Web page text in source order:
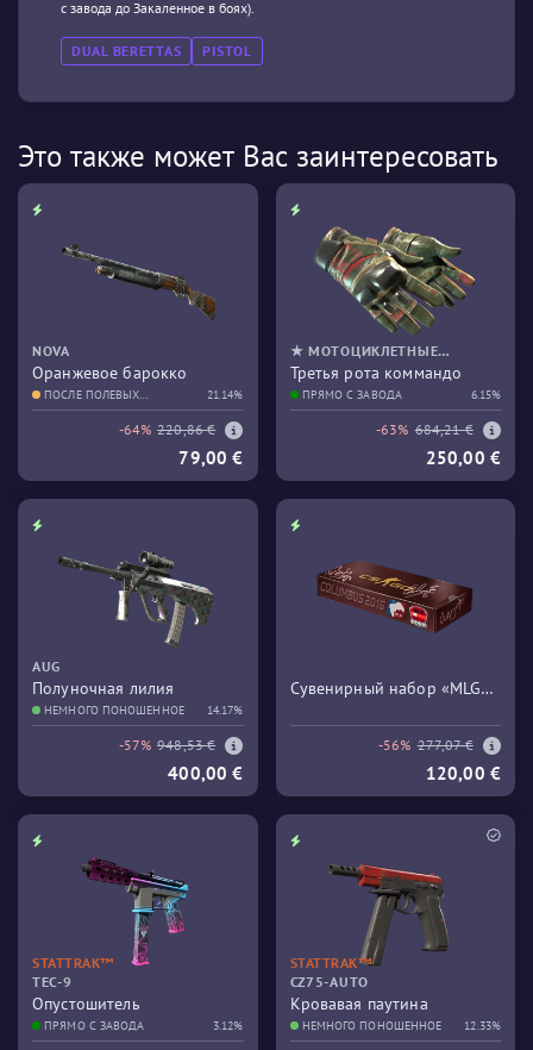
с завода до Закаленное в боях).
DUAL BERETTAS PISTOL
Это также может Вас заинтересовать
NOVA
Оранжевое барокко
ПОСЛЕ ПОЛЕВЫХ
ИСПЫТАНИЙ
21.14%
-64% 220,86 €
79,00 €
★ МОТОЦИКЛЕТНЫЕ
ПЕРЧАТКИ
Третья рота коммандо
ПРЯМО С ЗАВОДА 6.15%
-63% 684,21 €
250,00 €
AUG
Полуночная лилия
НЕМНОГО ПОНОШЕННОЕ 14.17%
-57% 948,53 €
400,00 €
Сувенирный набор «MLG
-56% 277,07 €
120,00 €
STATTRAK™
TEC-9
Опустошитель
ПРЯМО С ЗАВОДА 3.12%
STATTRAK™
CZ75-AUTO
Кровавая паутина
НЕМНОГО ПОНОШЕННОЕ 12.33%